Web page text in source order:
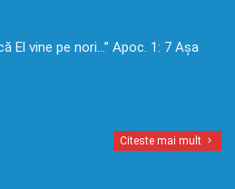
El vine pe nori…” Apoc. 1: 7 Așa
Citeste mai mult